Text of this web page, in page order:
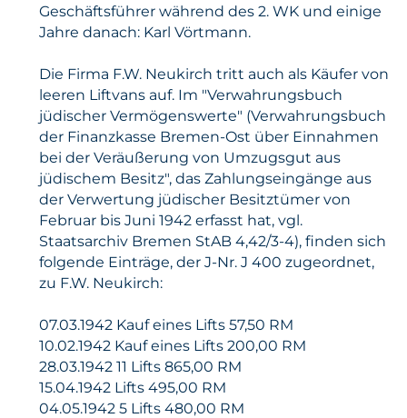
Geschäftsführer während des 2. WK und einige
Jahre danach: Karl Vörtmann.
Die Firma F.W. Neukirch tritt auch als Käufer von
leeren Liftvans auf. Im "Verwahrungsbuch
jüdischer Vermögenswerte" (Verwahrungsbuch
der Finanzkasse Bremen-Ost über Einnahmen
bei der Veräußerung von Umzugsgut aus
jüdischem Besitz", das Zahlungseingänge aus
der Verwertung jüdischer Besitztümer von
Februar bis Juni 1942 erfasst hat, vgl.
Staatsarchiv Bremen StAB 4,42/3-4), finden sich
folgende Einträge, der J-Nr. J 400 zugeordnet,
zu F.W. Neukirch:
07.03.1942 Kauf eines Lifts 57,50 RM
10.02.1942 Kauf eines Lifts 200,00 RM
28.03.1942 11 Lifts 865,00 RM
15.04.1942 Lifts 495,00 RM
04.05.1942 5 Lifts 480,00 RM